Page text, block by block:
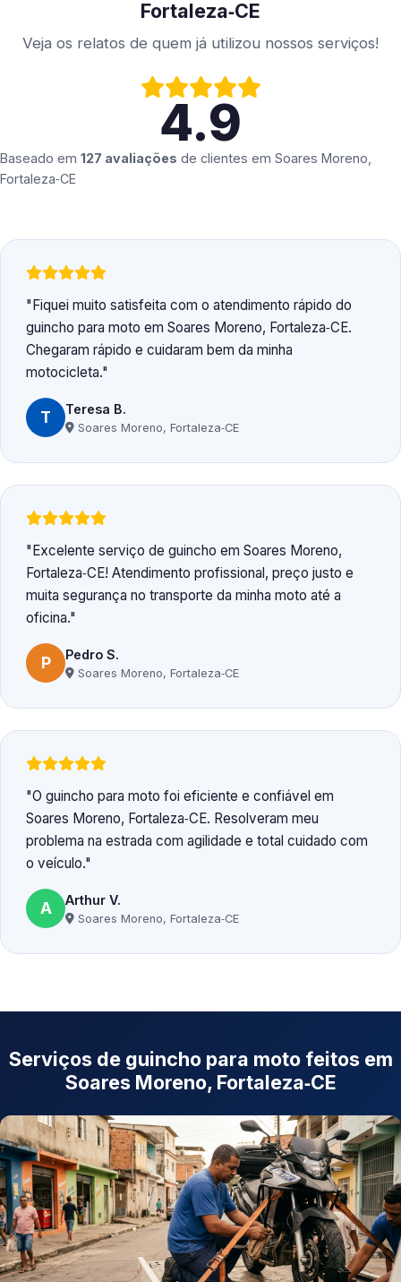
Fortaleza‑CE
Veja os relatos de quem já utilizou nossos serviços!
4.9
Baseado em 127 avaliações de clientes em Soares Moreno,
Fortaleza‑CE
Fiquei muito satisfeita com o atendimento rápido do
guincho para moto em Soares Moreno, Fortaleza‑CE.
Chegaram rápido e cuidaram bem da minha
motocicleta.
T Teresa B.
Soares Moreno, Fortaleza‑CE
Excelente serviço de guincho em Soares Moreno,
Fortaleza‑CE! Atendimento profissional, preço justo e
muita segurança no transporte da minha moto até a
oficina.
P Pedro S.
Soares Moreno, Fortaleza‑CE
O guincho para moto foi eficiente e confiável em
Soares Moreno, Fortaleza‑CE. Resolveram meu
problema na estrada com agilidade e total cuidado com
o veículo.
A Arthur V.
Soares Moreno, Fortaleza‑CE
Serviços de guincho para moto feitos em
Soares Moreno, Fortaleza‑CE